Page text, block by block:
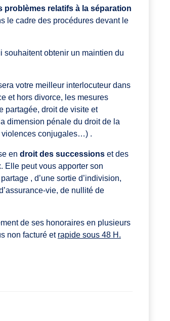
problèmes relatifs à la séparation
le cadre des procédures devant le
souhaitent obtenir un maintien du
votre meilleur interlocuteur dans
et hors divorce, les mesures
partagée, droit de visite et
dimension pénale du droit de la
violences conjugales…) .
en droit des successions et des
Elle peut vous apporter son
, d’une sortie d’indivision,
vie, de nullité de
de ses honoraires en plusieurs
non facturé et rapide sous 48 H.